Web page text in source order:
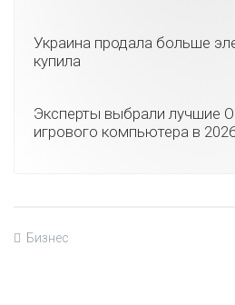
Украина продала больше
купила
Эксперты выбрали лучшие
игрового компьютера в 2026
Бизнес